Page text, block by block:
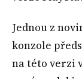
Jednou z
konzole
na této verzi